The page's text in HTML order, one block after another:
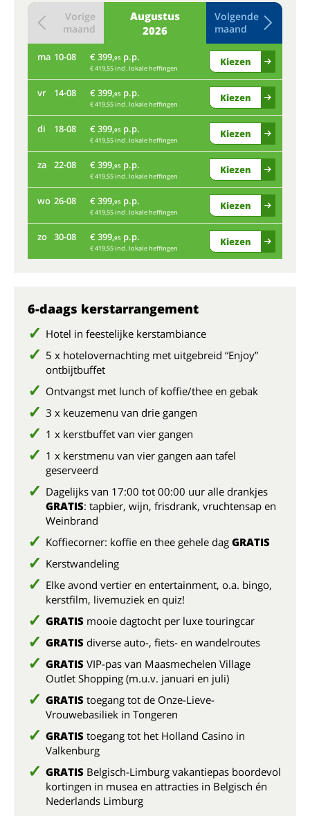
Augustus
2026
Vorige
maand
Volgende
maand
ma 10-08 € 399,95 p.p.
€ 419,55 incl. lokale heffingen
Kiezen
vr 14-08 € 399,95 p.p.
€ 419,55 incl. lokale heffingen
Kiezen
di 18-08 € 399,95 p.p.
€ 419,55 incl. lokale heffingen
Kiezen
za 22-08 € 399,95 p.p.
€ 419,55 incl. lokale heffingen
Kiezen
wo 26-08 € 399,95 p.p.
€ 419,55 incl. lokale heffingen
Kiezen
zo 30-08 € 399,95 p.p.
€ 419,55 incl. lokale heffingen
Kiezen
6-daags kerstarrangement
Hotel in feestelijke kerstambiance
5 x hotelovernachting met uitgebreid “Enjoy”
ontbijtbuffet
Ontvangst met lunch of koffie/thee en gebak
3 x keuzemenu van drie gangen
1 x kerstbuffet van vier gangen
1 x kerstmenu van vier gangen aan tafel
geserveerd
Dagelijks van 17:00 tot 00:00 uur alle drankjes
GRATIS: tapbier, wijn, frisdrank, vruchtensap en
Weinbrand
Koffiecorner: koffie en thee gehele dag GRATIS
Kerstwandeling
Elke avond vertier en entertainment, o.a. bingo,
kerstfilm, livemuziek en quiz!
GRATIS mooie dagtocht per luxe touringcar
GRATIS diverse auto-, fiets- en wandelroutes
GRATIS VIP-pas van Maasmechelen Village
Outlet Shopping (m.u.v. januari en juli)
GRATIS toegang tot de Onze-Lieve-
Vrouwebasiliek in Tongeren
GRATIS toegang tot het Holland Casino in
Valkenburg
GRATIS Belgisch-Limburg vakantiepas boordevol
kortingen in musea en attracties in Belgisch én
Nederlands Limburg